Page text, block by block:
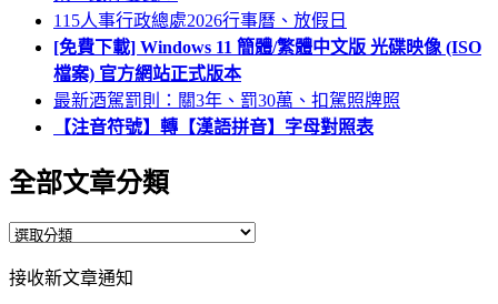
115人事行政總處2026行事曆、放假日
[免費下載] Windows 11 簡體/繁體中文版 光碟映像 (ISO
檔案) 官方網站正式版本
最新酒駕罰則：關3年、罰30萬、扣駕照牌照
【注音符號】轉【漢語拼音】字母對照表
全部文章分類
全
文
接收新文章通知